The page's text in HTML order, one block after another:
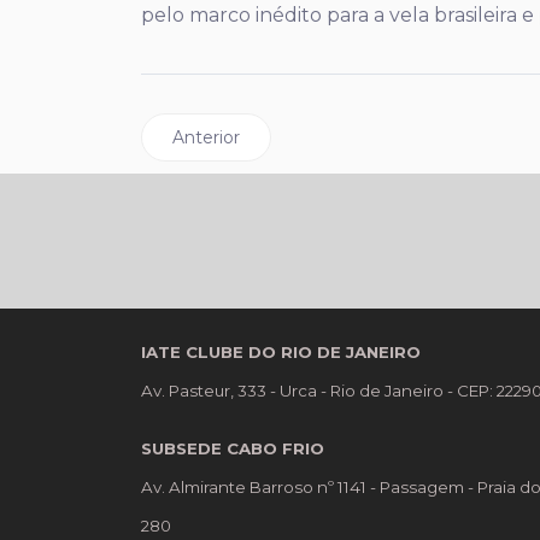
pelo marco inédito para a vela brasileira
Artigo anterior: Tradicional Regata Buenos
Anterior
IATE CLUBE DO RIO DE JANEIRO
Av. Pasteur, 333 - Urca - Rio de Janeiro - CEP:
SUBSEDE CABO FRIO
Av. Almirante Barroso nº 1141 - Passagem - Praia
280